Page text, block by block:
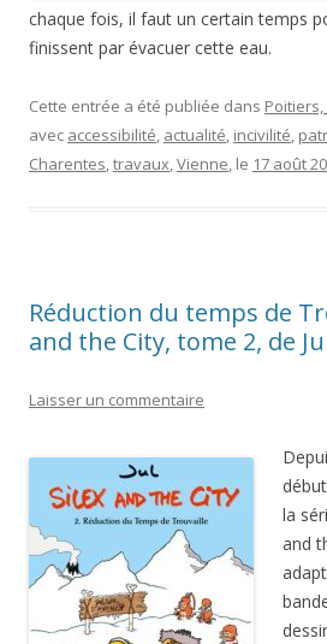
chaque fois, il faut un certain temps
finissent par évacuer cette eau.
Cette entrée a été publiée dans
avec accessibilité, actualité, incivilité,
Charentes,travaux,Vienne, le 17 août
Réduction du temps de
and the City, tome 2, de
Laisser un commentaire
la
and